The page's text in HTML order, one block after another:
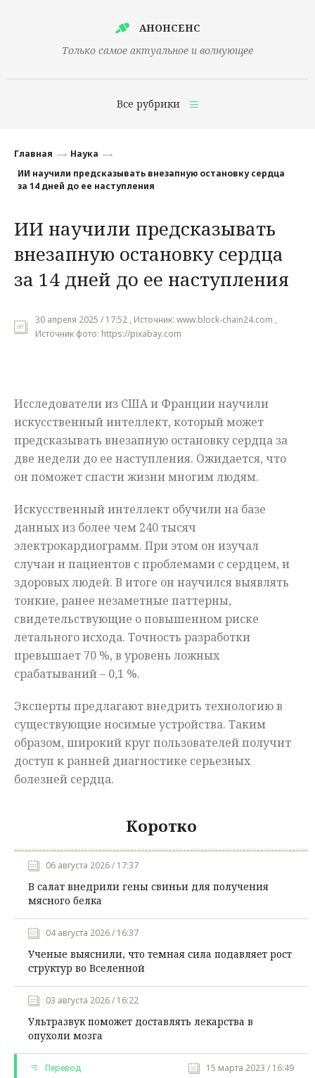
АНОНСЕНС
Только самое актуальное и волнующее
Все рубрики
Финансы
Наука
Культура
Общество
Мнения
Главная
Наука
ИИ научили предсказывать внезапную остановку сердца
за 14 дней до ее наступления
ИИ научили предсказывать
внезапную остановку сердца
за 14 дней до ее наступления
30 апреля 2025 / 17:52 , Источник: www.block-chain24.com ,
Источник фото: https://pixabay.com
Исследователи из США и Франции научили
искусственный интеллект, который может
предсказывать внезапную остановку сердца за
две недели до ее наступления. Ожидается, что
он поможет спасти жизни многим людям.
Искусственный интеллект обучили на базе
данных из более чем 240 тысяч
электрокардиограмм. При этом он изучал
случаи и пациентов с проблемами с сердцем, и
здоровых людей. В итоге он научился выявлять
тонкие, ранее незаметные паттерны,
свидетельствующие о повышенном риске
летального исхода. Точность разработки
превышает 70 %, в уровень ложных
срабатываний – 0,1 %.
Эксперты предлагают внедрить технологию в
существующие носимые устройства. Таким
образом, широкий круг пользователей получит
доступ к ранней диагностике серьезных
болезней сердца.
Коротко
06 августа 2026 / 17:37
В салат внедрили гены свиньи для получения
мясного белка
04 августа 2026 / 16:37
Ученые выяснили, что темная сила подавляет рост
структур во Вселенной
03 августа 2026 / 16:22
Ультразвук поможет доставлять лекарства в
опухоли мозга
Перевод 15 марта 2023 / 16:49